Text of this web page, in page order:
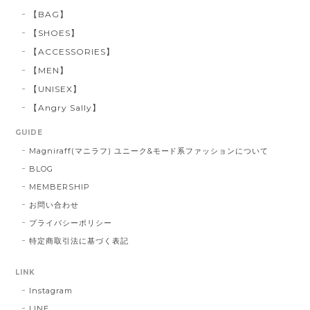
【BAG】
【SHOES】
【ACCESSORIES】
【MEN】
【UNISEX】
【Angry Sally】
GUIDE
Magniraff(マニラフ) ユニーク&モード系ファッションについて
BLOG
MEMBERSHIP
お問い合わせ
プライバシーポリシー
特定商取引法に基づく表記
LINK
Instagram